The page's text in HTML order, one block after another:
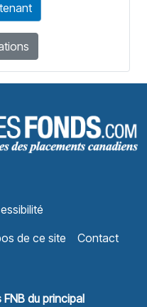
de ce site Contact
du principal